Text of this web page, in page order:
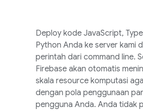
Deploy kode JavaScript,
Python Anda ke server kami
perintah dari command line.
Firebase akan otomatis
skala resource komputasi
dengan pola penggunaan
pengguna Anda. Anda tidak